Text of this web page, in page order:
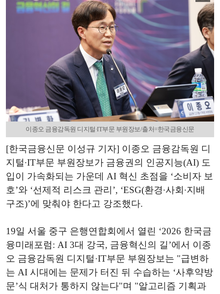
이종오 금융감독원 디지털∙IT부문 부원장보/출처=한국금융신문
[한국금융신문 이성규 기자] 이종오 금융감독원 디
지털∙IT부문 부원장보가 금융권의 인공지능(AI) 도
입이 가속화되는 가운데 AI 혁신 초점을 ‘소비자 보
호’와 ‘선제적 리스크 관리’, ‘ESG(환경∙사회∙지배
구조)’에 맞춰야 한다고 강조했다.
19일 서울 중구 은행연합회에서 열린 ‘2026 한국금
융미래포럼: AI 3대 강국, 금융혁신의 길’에서 이종
오 금융감독원 디지털·IT부문 부원장보는 "급변하
는 AI 시대에는 문제가 터진 뒤 수습하는 ‘사후약방
문’식 대처가 통하지 않는다"며 "알고리즘 기획과